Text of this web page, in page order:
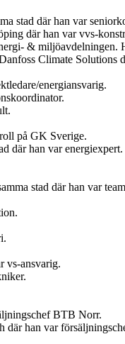
stad där han var
där han var vvs-
& miljöavdelningen.
Climate
energiansvarig.
på GK Sverige.
där han var energiexpert.
stad där han var
vs-ansvarig.
BTB Norr.
han var